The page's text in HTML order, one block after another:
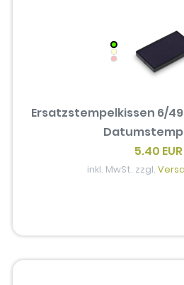
Ersatzstempelkissen 6/
5.40 EUR
inkl. MwSt. zzgl.